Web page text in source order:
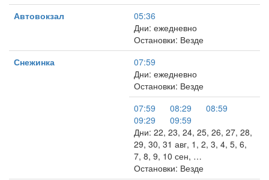
Автовокзал
05:36
Дни: ежедневно
Остановки: Везде
Снежинка
07:59
Дни: ежедневно
Остановки: Везде
07:59
08:29
08:59
09:29
09:59
Дни: 22, 23, 24, 25, 26, 27, 28,
29, 30, 31 авг, 1, 2, 3, 4, 5, 6,
7, 8, 9, 10 сен, …
Остановки: Везде